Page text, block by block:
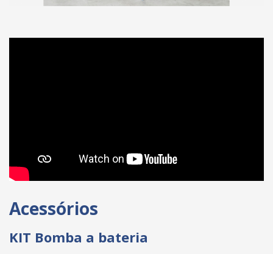
Acessórios
KIT Bomba a bateria